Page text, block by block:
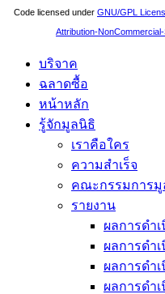
Code licensed under GNU/GPL
Attribution-
บริจาค
ฉลาดซื้อ
หน้าหลัก
รู้จักมูลนิธิ
เราคือใคร
ความสำเร็จ
คณะกรรมการมู
รายงาน
ผลการดำ
ผลการดำ
ผลการดำ
ผลการดำ